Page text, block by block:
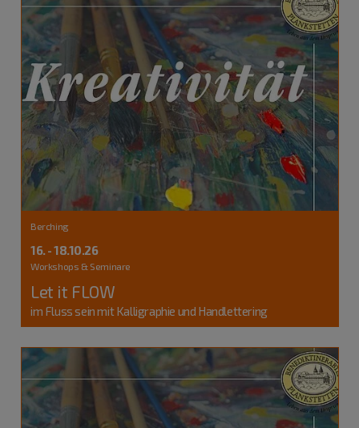
Berching
16. - 18.10.26
Workshops & Seminare
Let it FLOW
im Fluss sein mit Kalligraphie und Handlettering